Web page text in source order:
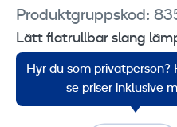
Produktgruppskod:
Lätt flatrullbar slang
avtappningsslang vid
pumpar och som
Hyr du som privatperson?
se priser inklusive